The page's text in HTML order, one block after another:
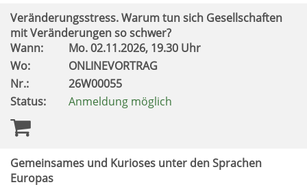
Veränderungsstress. Warum tun sich Gesellschaften
mit Veränderungen so schwer?
Wann:
Mo.02.11.2026, 19.30 Uhr
Wo:
ONLINEVORTRAG
Nr.:
26W00055
Status:
Anmeldung möglich
Gemeinsames und Kurioses unter den Sprachen
Europas